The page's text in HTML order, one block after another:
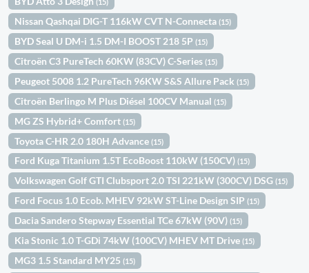
(15)
Nissan Qashqai DIG-T 116kW CVT N-Connecta(15)
BYD Seal U DM-i 1.5 DM-I BOOST 218 5P(15)
Citroën C3 PureTech 60KW (83CV) C-Series(15)
Peugeot 5008 1.2 PureTech 96KW S&S Allure Pack(15)
Citroën Berlingo M Plus Diésel 100CV Manual(15)
MG ZS Hybrid+ Comfort(15)
Toyota C-HR 2.0 180H Advance(15)
Ford Kuga Titanium 1.5T EcoBoost 110kW (150CV)(15)
Volkswagen Golf GTI Clubsport 2.0 TSI 221kW (300CV) DSG(15)
Ford Focus 1.0 Ecob. MHEV 92kW ST-Line Design SIP(15)
Dacia Sandero Stepway Essential TCe 67kW (90V)(15)
Kia Stonic 1.0 T-GDi 74kW (100CV) MHEV MT Drive(15)
MG3 1.5 Standard MY25(15)